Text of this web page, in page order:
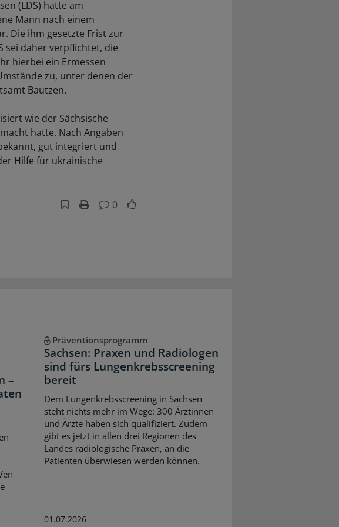
(LDS) hatte am
Mann nach einem
Die ihm gesetzte Frist zur
sei daher verpflichtet, die
hierbei ein Ermessen
zu, unter denen der
Bautzen.
wie der Sächsische
hatte. Nach Angaben
gut integriert und
Hilfe für ukrainische
0
–
Präventionsprogramm
Sachsen: Praxen und Radiologen
sind fürs Lungenkrebsscreening
bereit
Dem Lungenkrebsscreening in Sachsen
steht nichts mehr im Wege: 300 Ärztinnen
und Ärzte haben sich qualifiziert. Zudem
gibt es jetzt in allen drei Regionen des
Landes radiologische Praxen, an die
Patienten überwiesen werden können.
01.07.2026